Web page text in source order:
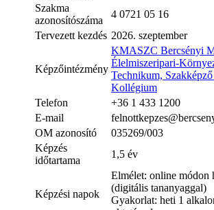
Szakma
azonosítószáma
4 0721 05 16
Tervezett kezdés 2026. szeptember
Képzőintézmény
KMASZC Bercsényi
Élelmiszeripari-
Technikum,
Kollégium
Telefon
+36 1 433 1200
E-mail
OM azonosító
035269/003
Képzés
időtartama
1,5 év
Képzési napok
Elmélet: online módon
(digitális tananyaggal)
Gyakorlat: heti 1